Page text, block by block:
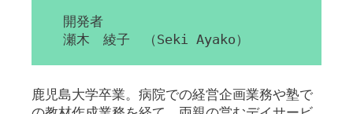
開発者
瀬木 綾子 （Seki Ayako）
鹿児島大学卒業。病院での経営企画業務や塾で